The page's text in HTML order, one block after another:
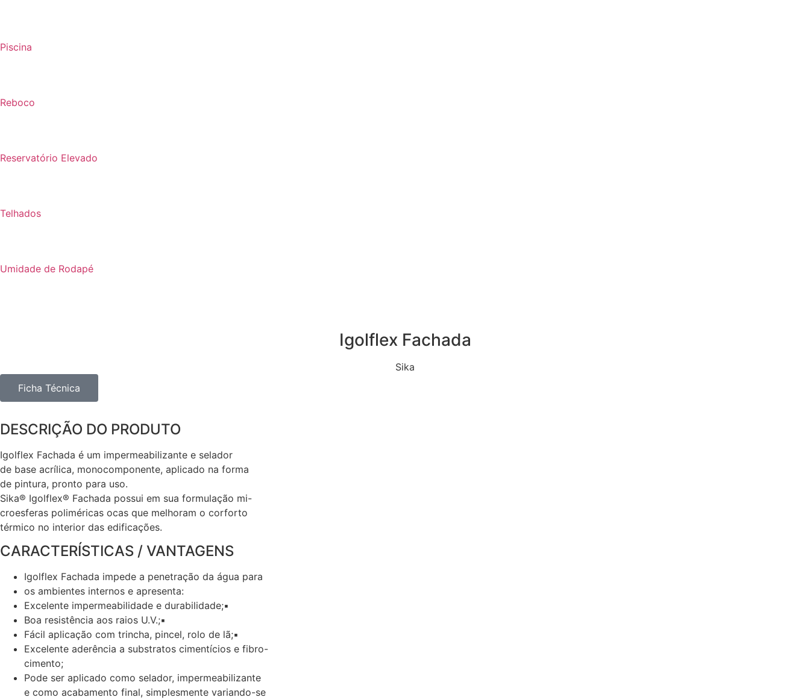
Piscina
Reboco
Reservatório Elevado
Telhados
Umidade de Rodapé
Igolflex Fachada
Sika
Ficha Técnica
DESCRIÇÃO DO PRODUTO
Igolflex Fachada é um impermeabilizante e selador
de base acrílica, monocomponente, aplicado na forma
de pintura, pronto para uso.
Sika® Igolflex® Fachada possui em sua formulação mi-
croesferas poliméricas ocas que melhoram o corforto
térmico no interior das edificações.
CARACTERÍSTICAS / VANTAGENS
Igolflex Fachada impede a penetração da água para
os ambientes internos e apresenta:
Excelente impermeabilidade e durabilidade;▪
Boa resistência aos raios U.V.;▪
Fácil aplicação com trincha, pincel, rolo de lã;▪
Excelente aderência a substratos cimentícios e fibro-
cimento;
Pode ser aplicado como selador, impermeabilizante
e como acabamento final, simplesmente variando-se